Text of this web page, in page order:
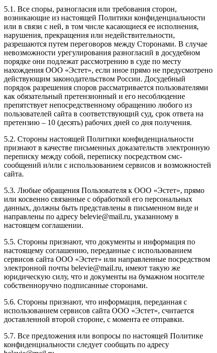
5.1. Все споры, разногласия или требования сторон,
возникающие из настоящей Политики конфиденциальности
или в связи с ней, в том числе касающиеся ее исполнения,
нарушения, прекращения или недействительности,
разрешаются путем переговоров между Сторонами. В случае
невозможности урегулирования разногласий в досудебном
порядке они подлежат рассмотрению в суде по месту
нахождения ООО «Эстет», если иное прямо не предусмотрено
действующим законодательством России. Досудебный
порядок разрешения споров рассматривается пользователями
как обязательный претензионный и его несоблюдение
препятствует непосредственному обращению любого из
пользователей сайта в соответствующий суд, срок ответа на
претензию – 10 (десять) рабочих дней со дня получения.
5.2. Стороны настоящей Политики конфиденциальности
признают в качестве письменных доказательств электронную
переписку между собой, переписку посредством смс-
сообщений и/или с использованием сервисов и возможностей
сайта.
5.3. Любые обращения Пользователя к ООО «Эстет», прямо
или косвенно связанные с обработкой его персональных
данных, должны быть представлены в письменном виде и
направлены по адресу belevie@mail.ru, указанному в
настоящем соглашении.
5.5. Стороны признают, что документы и информация по
настоящему соглашению, переданные с использованием
сервисов сайта ООО «Эстет» или направленные посредством
электронной почты belevie@mail.ru, имеют такую же
юридическую силу, что и документы на бумажном носителе
собственноручно подписанные сторонами.
5.6. Стороны признают, что информация, переданная с
использованием сервисов сайта ООО «Эстет», считается
доставленной второй стороне, с момента ее отправки.
5.7. Все предложения или вопросы по настоящей Политике
конфиденциальности следует сообщать по адресу